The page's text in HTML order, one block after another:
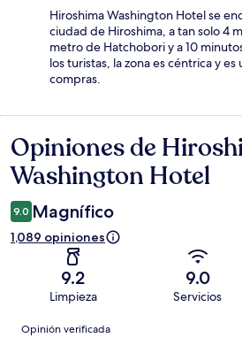
Hiroshima Washington Hotel se
ciudad de Hiroshima, a tan solo 4
metro de Hatchobori y a 10
los turistas, la zona es céntrica y
compras.
Opiniones
Opiniones de
Washington Hotel
9.0 Magnífico
1,089 opiniones
9.2
Limpieza
9.0
Servicios
Opiniones
Opinión verificada